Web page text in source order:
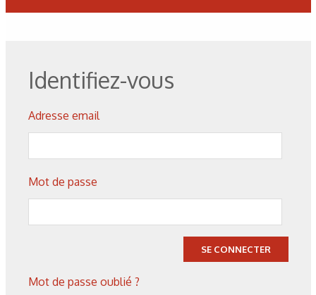
date d’interdiction d’usage du 21 Septembre 2017
La commission européenne n’a pas encore donné
officiellement sa décision ainsi que les
colmatée est une surface contenant des pores obturés par
Identifiez-vous
Adresse email
Mot de passe
SE CONNECTER
Mot de passe oublié ?